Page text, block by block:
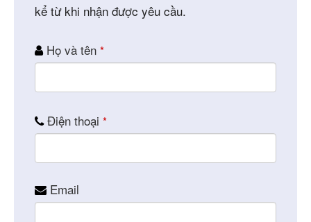
kể từ khi nhận được yêu cầu.
Họ và tên *
Điện thoại *
Email